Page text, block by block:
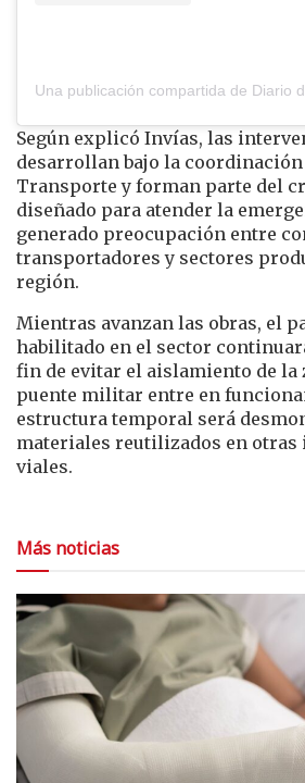
Según explicó Invías, las
desarrollan bajo la
Transporte y forman parte del
diseñado para atender la
generado preocupación entre
transportadores y sectores
región.
Mientras avanzan las obras, el
habilitado en el sector
fin de evitar el aislamiento de la
puente militar entre en
estructura temporal será
materiales reutilizados en otras
viales.
Más noticias